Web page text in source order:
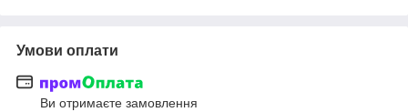
Умови оплати
Ви отримаєте замовлення